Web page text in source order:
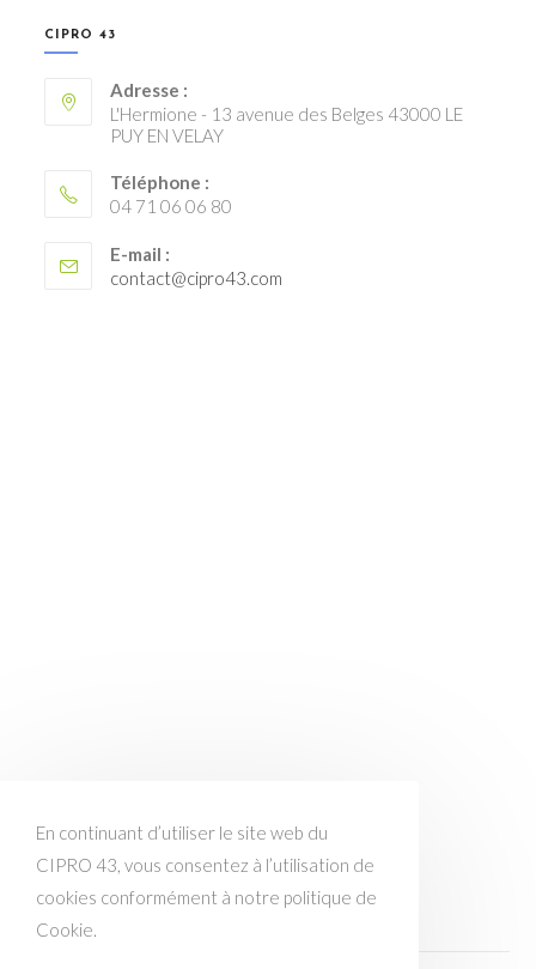
CIPRO 43
Adresse :
L'Hermione - 13 avenue des Belges 43000 LE
PUY EN VELAY
Téléphone :
04 71 06 06 80
E-mail :
contact@cipro43.com
En continuant d’utiliser le site web du
CIPRO 43, vous consentez à l’utilisation de
cookies conformément à notre politique de
Cookie.